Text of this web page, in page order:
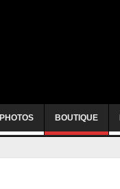
PHOTOS BOUTIQUE